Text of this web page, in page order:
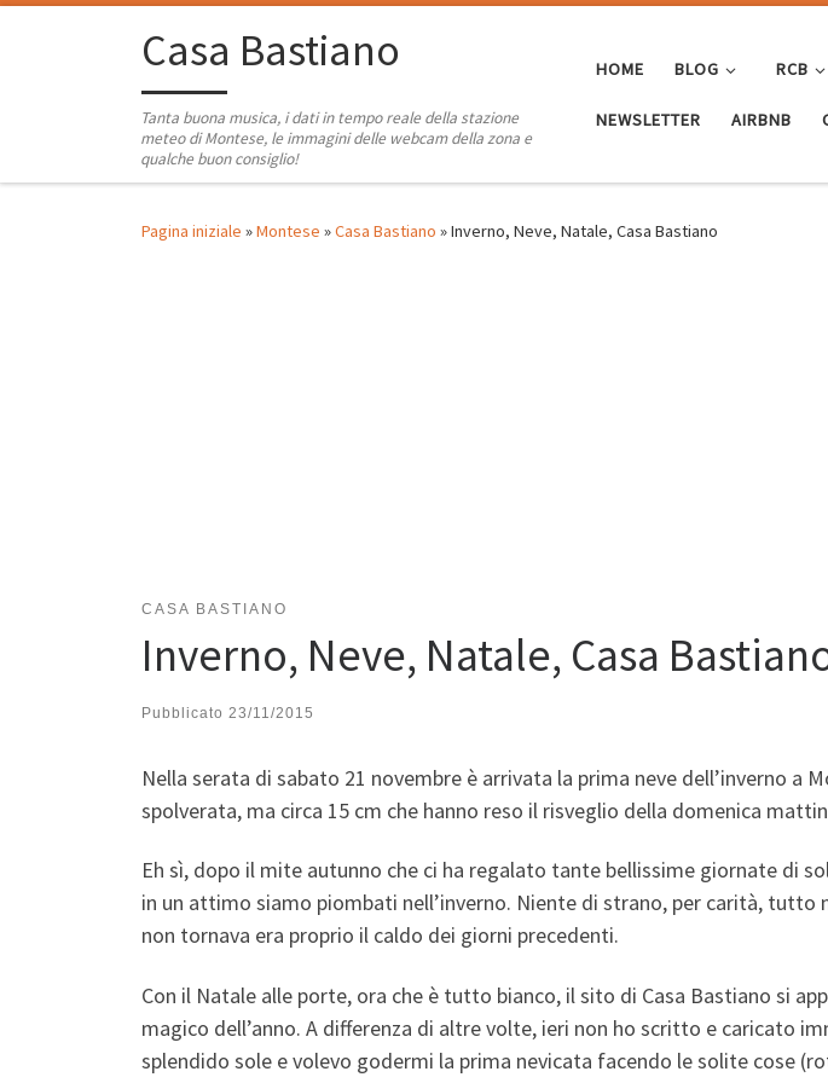
Passa al contenutoCasa Bastiano
Tanta buona musica, i dati in tempo reale della stazione
meteo di Montese, le immagini delle webcam della zona e
qualche buon consiglio!
HOME BLOG RCB
NEWSLETTER AIRBNB
Pagina iniziale »Montese »Casa Bastiano »Inverno, Neve, Natale, Casa Bastiano
CASA BASTIANO
Inverno, Neve, Natale, Casa
Pubblicato 23/11/2015
Nella serata di sabato 21 novembre è arrivata la prima neve dell’inverno a
spolverata, ma circa 15 cm che hanno reso il risveglio della domenica
Eh sì, dopo il mite autunno che ci ha regalato tante bellissime giornate di
in un attimo siamo piombati nell’inverno. Niente di strano, per carità, tutto
non tornava era proprio il caldo dei giorni precedenti.
Con il Natale alle porte, ora che è tutto bianco, il sito di Casa Bastiano si
magico dell’anno. A differenza di altre volte, ieri non ho scritto e caricato
splendido sole e volevo godermi la prima nevicata facendo le solite cose